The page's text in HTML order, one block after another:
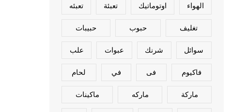
الهواء اوتوماتيك تعبئة تعبئه
تغليف حبوب حبيبات
سوائل شرنك عبوات علب
فاكيوم فى في لحام
ماركة ماركه ماكينات